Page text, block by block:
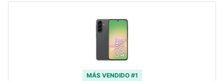
MÁS VENDIDO #1